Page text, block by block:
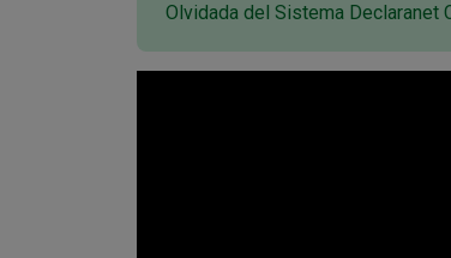
Olvidada del Sistema Declaranet